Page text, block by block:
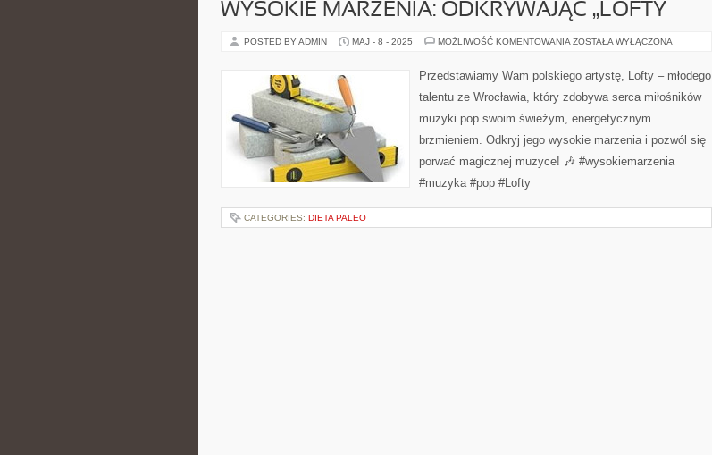
WYSOKIE MARZENIA: ODKRYWAJĄC „LOFTY
POSTED BY ADMIN MAJ - 8 - 2025 MOŻLIWOŚĆ KOMENTOWANIA WYSOKIE
„LOFTY
ZOSTAŁA WYŁĄCZONA
Przedstawiamy Wam polskiego artystę, Lofty – młodego
talentu ze Wrocławia, który zdobywa serca miłośników
muzyki pop swoim świeżym, energetycznym
brzmieniem. Odkryj jego wysokie marzenia i pozwól się
porwać magicznej muzyce! 🎶 #wysokiemarzenia
#muzyka #pop #Lofty
CATEGORIES: DIETA PALEO